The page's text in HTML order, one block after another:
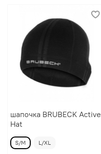
шапочка BRUBECK Active
Hat
S/M L/XL